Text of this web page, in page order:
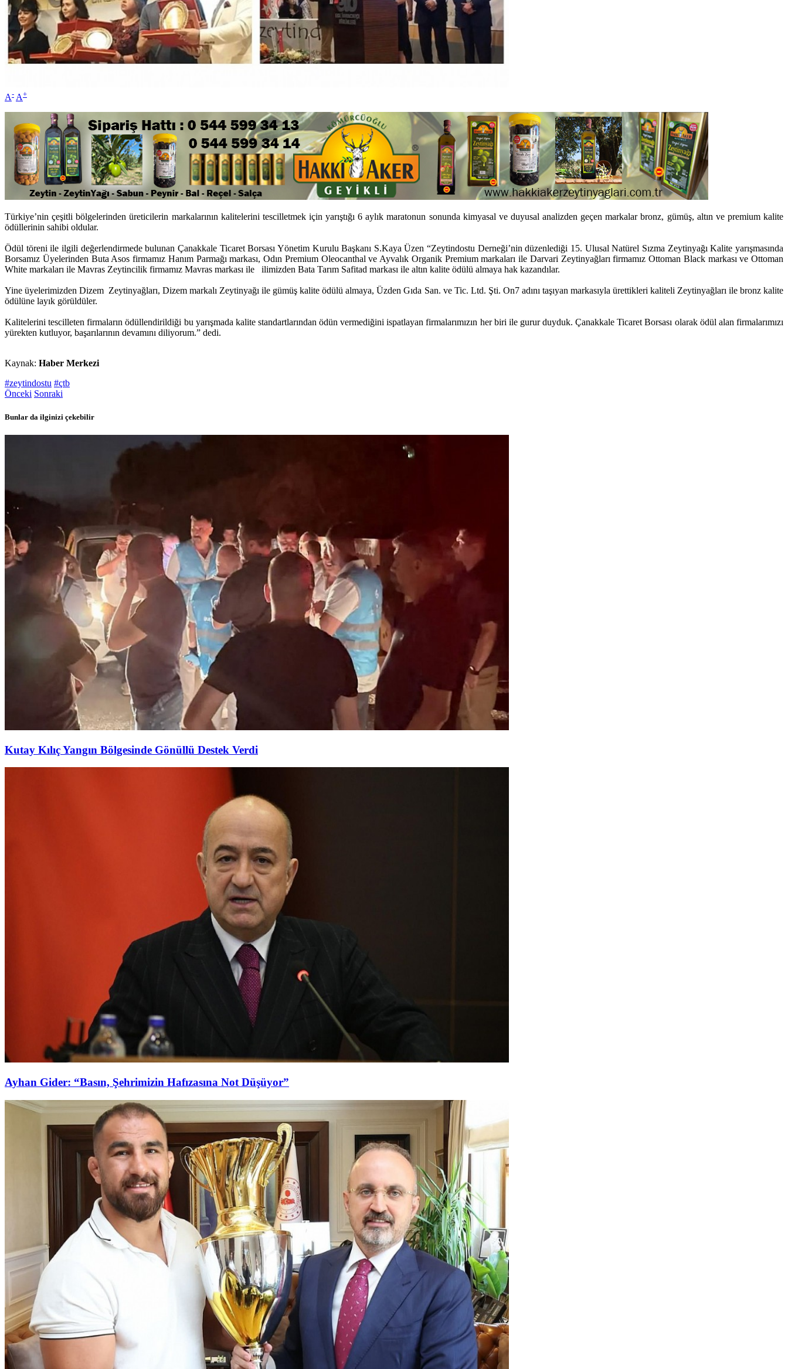
A- A+
Türkiye’nin çeşitli bölgelerinden üreticilerin markalarının kalitelerini tescilletmek için yarıştığı 6 aylık maratonun sonunda kimyasal ve duyusal analizden geçen markalar bronz, gümüş, altın ve premium kalite
ödüllerinin sahibi oldular.
Ödül töreni ile ilgili değerlendirmede bulunan Çanakkale Ticaret Borsası Yönetim Kurulu Başkanı S.Kaya Üzen “Zeytindostu Derneği’nin düzenlediği 15. Ulusal Natürel Sızma Zeytinyağı Kalite yarışmasında
Borsamız Üyelerinden Buta Asos firmamız Hanım Parmağı markası, Odın Premium Oleocanthal ve Ayvalık Organik Premium markaları ile Darvari Zeytinyağları firmamız Ottoman Black markası ve Ottoman
White markaları ile Mavras Zeytincilik firmamız Mavras markası ile ilimizden Bata Tarım Safitad markası ile altın kalite ödülü almaya hak kazandılar.
Yine üyelerimizden Dizem Zeytinyağları, Dizem markalı Zeytinyağı ile gümüş kalite ödülü almaya, Üzden Gıda San. ve Tic. Ltd. Şti. On7 adını taşıyan markasıyla ürettikleri kaliteli Zeytinyağları ile bronz kalite
ödülüne layık görüldüler.
Kalitelerini tescilleten firmaların ödüllendirildiği bu yarışmada kalite standartlarından ödün vermediğini ispatlayan firmalarımızın her biri ile gurur duyduk. Çanakkale Ticaret Borsası olarak ödül alan firmalarımızı
yürekten kutluyor, başarılarının devamını diliyorum.” dedi.
Kaynak: Haber Merkezi
#zeytindostu #çtb
Önceki Sonraki
Bunlar da ilginizi çekebilir
Kutay Kılıç Yangın Bölgesinde Gönüllü Destek Verdi
Ayhan Gider: “Basın, Şehrimizin Hafızasına Not Düşüyor”